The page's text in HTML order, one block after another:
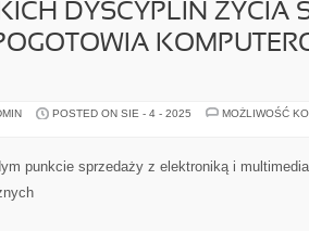
DYSCYPLIN ŻYCIA
POSTED ON SIE - 4 - 2025
MOŻLIWOŚĆ
punkcie sprzedaży z elektroniką i